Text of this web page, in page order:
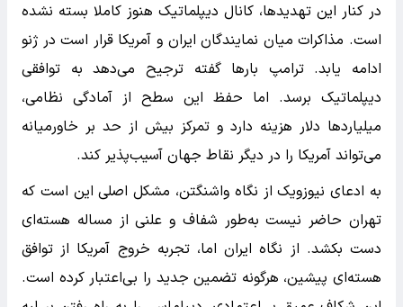
در کنار این تهدیدها، کانال دیپلماتیک هنوز کاملا بسته نشده
است. مذاکرات میان نمایندگان ایران و آمریکا قرار است در ژنو
ادامه یابد. ترامپ بارها گفته ترجیح می‌دهد به توافقی
دیپلماتیک برسد. اما حفظ این سطح از آمادگی نظامی،
میلیاردها دلار هزینه دارد و تمرکز بیش از حد بر خاورمیانه
می‌تواند آمریکا را در دیگر نقاط جهان آسیب‌پذیر کند.
به ادعای نیوزویک از نگاه واشنگتن، مشکل اصلی این است که
تهران حاضر نیست به‌طور شفاف و علنی از مساله هسته‌ای
دست بکشد. از نگاه ایران اما، تجربه خروج آمریکا از توافق
هسته‌ای پیشین، هرگونه تضمین جدید را بی‌اعتبار کرده است.